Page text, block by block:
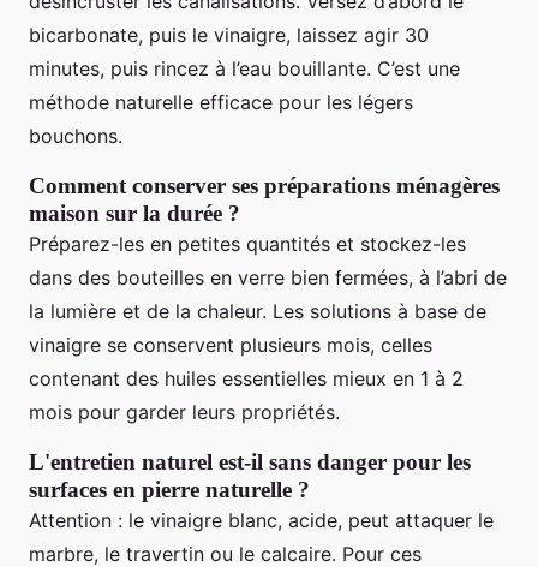
bicarbonate, puis le vinaigre, laissez agir 30
minutes, puis rincez à l’eau bouillante. C’est une
méthode naturelle efficace pour les légers
bouchons.
Comment conserver ses préparations ménagères
maison sur la durée ?
Préparez-les en petites quantités et stockez-les
dans des bouteilles en verre bien fermées, à l’abri de
la lumière et de la chaleur. Les solutions à base de
vinaigre se conservent plusieurs mois, celles
contenant des huiles essentielles mieux en 1 à 2
mois pour garder leurs propriétés.
L'entretien naturel est-il sans danger pour les
surfaces en pierre naturelle ?
Attention : le vinaigre blanc, acide, peut attaquer le
marbre, le travertin ou le calcaire. Pour ces